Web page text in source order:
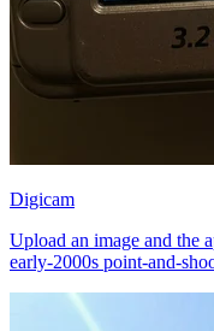
Digicam
Upload an image and the
early-2000s point-and-